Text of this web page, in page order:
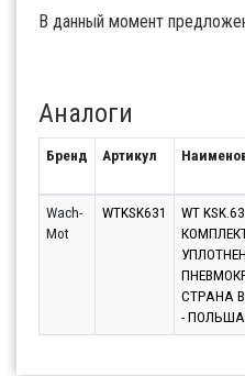
В данный момент
Аналоги
Бренд Артикул
Wach-
Mot
WTKSK631
WT
СТРАНА
- ПОЛЬША